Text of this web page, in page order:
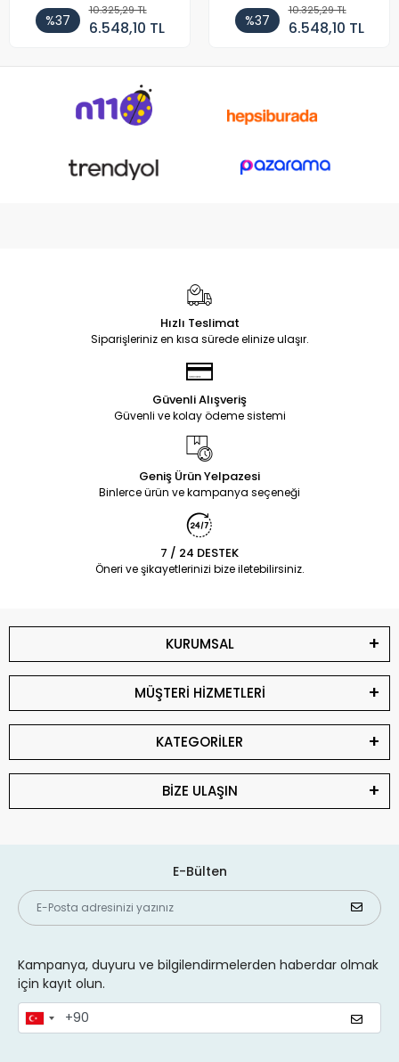
%37
10.325,29 TL
6.548,10 TL %37
10.325,29 TL
6.548,10 TL
Hızlı Teslimat
Siparişleriniz en kısa sürede elinize ulaşır.
Güvenli Alışveriş
Güvenli ve kolay ödeme sistemi
Geniş Ürün Yelpazesi
Binlerce ürün ve kampanya seçeneği
7 / 24 DESTEK
Öneri ve şikayetlerinizi bize iletebilirsiniz.
KURUMSAL
MÜŞTERİ HİZMETLERİ
KATEGORİLER
BİZE ULAŞIN
E-Bülten
Kampanya, duyuru ve bilgilendirmelerden haberdar olmak
için kayıt olun.